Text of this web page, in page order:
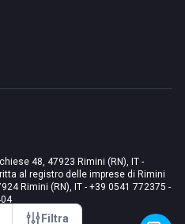
Filtra
48, 47923 Rimini (RN), IT -
al registro delle imprese di Rimini
Rimini (RN), IT - +39 0541 772375 -